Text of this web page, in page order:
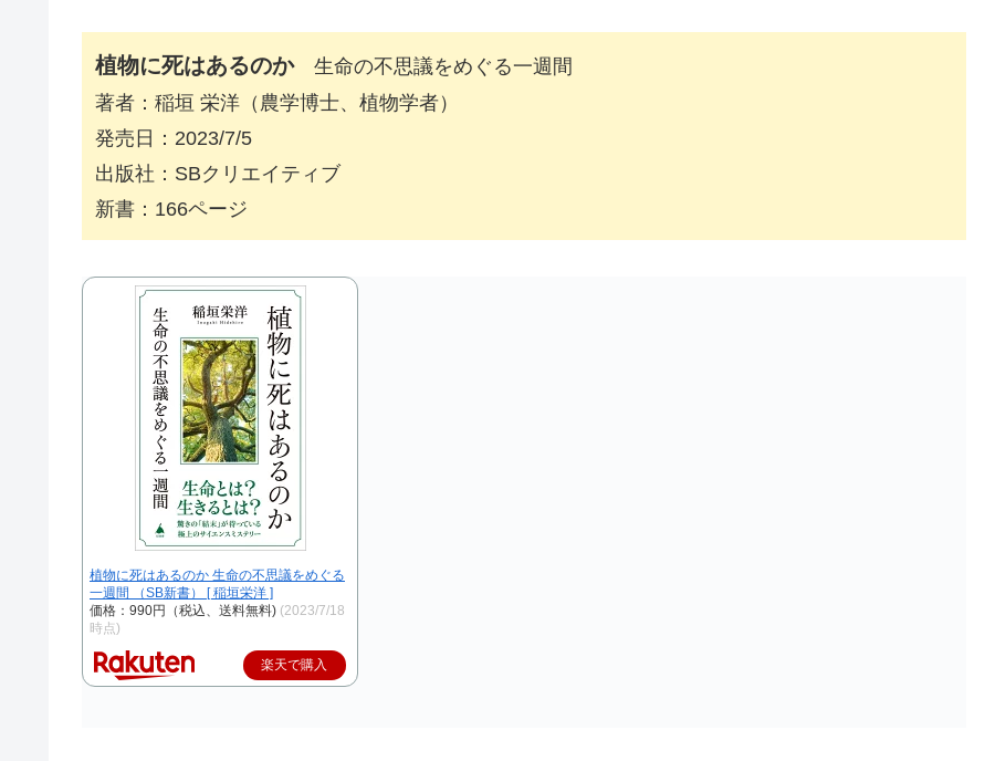
植物に死はあるのか生命の不思議をめぐる一週間
著者：稲垣 栄洋（農学博士、植物学者）
発売日：2023/7/5
出版社：SBクリエイティブ
新書：166ページ
植物に死はあるのか 生命の不思議をめぐる
一週間 （SB新書） [ 稲垣栄洋 ]
価格：990円（税込、送料無料) (2023/7/18
時点)
楽天で購入